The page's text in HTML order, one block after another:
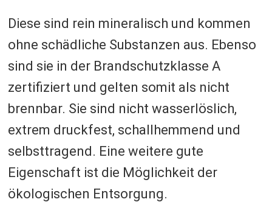
Diese sind rein mineralisch und kommen
ohne schädliche Substanzen aus. Ebenso
sind sie in der Brandschutzklasse A
zertifiziert und gelten somit als nicht
brennbar. Sie sind nicht wasserlöslich,
extrem druckfest, schallhemmend und
selbsttragend. Eine weitere gute
Eigenschaft ist die Möglichkeit der
ökologischen Entsorgung.